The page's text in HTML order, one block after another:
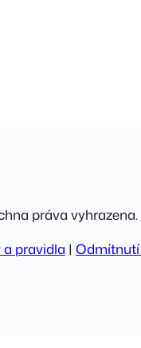
práva vyhrazena.
pravidla |